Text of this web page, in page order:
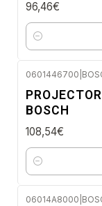
96,46€
Quantidade
0601446700
BOSCH
108,54€
Quantidade
06014A8000